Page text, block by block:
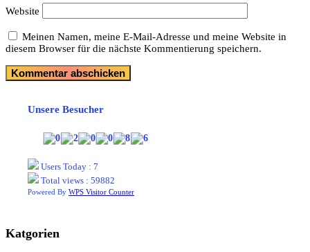
Website
Meinen Namen, meine E-Mail-Adresse und meine Website in
diesem Browser für die nächste Kommentierung speichern.
Unsere Besucher
Users Today : 7
Total views : 59882
Powered By WPS Visitor Counter
Katgorien